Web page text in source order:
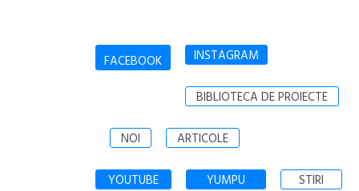
FACEBOOK INSTAGRAM
BIBLIOTECA DE PROIECTE
NOI ARTICOLE
YOUTUBE YUMPU STIRI